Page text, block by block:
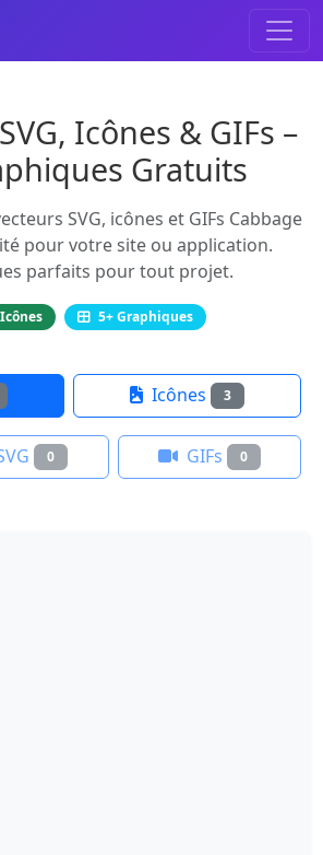
Icônes & GIFs –
Gratuits
SVG, icônes et GIFs Cabbage
pour votre site ou application.
parfaits pour tout projet.
5+ Graphiques
Icônes 3
0 GIFs 0